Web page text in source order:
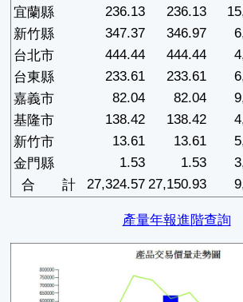
宜蘭縣
236.13 236.13
新竹縣
347.37 346.97
台北市
444.44 444.44
台東縣
233.61 233.61
嘉義市
82.04 82.04
基隆市
138.42 138.42
新竹市
13.61 13.61
金門縣
1.53 1.53
合 計
27,324.57 27,150.93
產量年報進階查詢